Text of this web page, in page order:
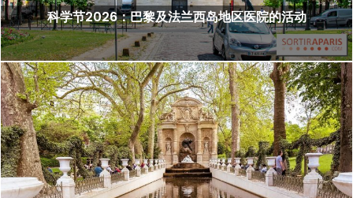
科学节2026：巴黎及法兰西岛地区医院的活动